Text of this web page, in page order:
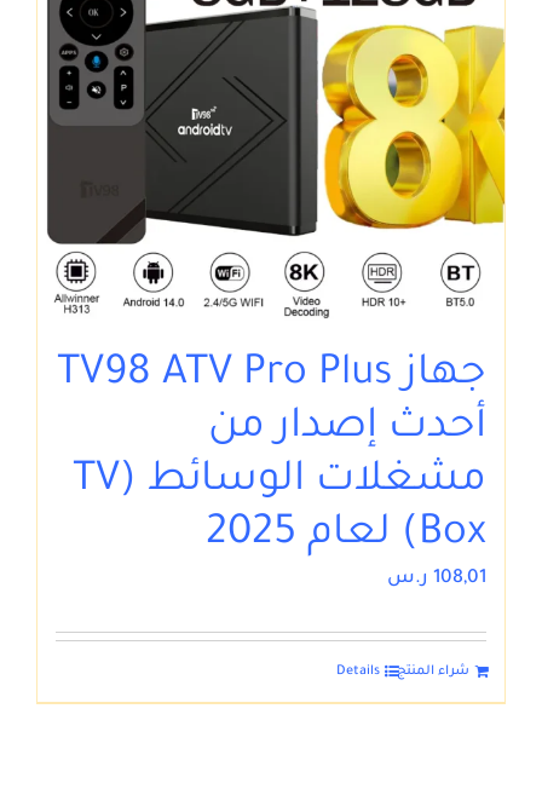
جهاز TV98 ATV Pro Plus
أحدث إصدار من
مشغلات الوسائط (TV
Box) لعام 2025
108,01 ر.س
شراء المنتج Details